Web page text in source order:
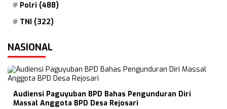
Polri (488)
TNI (322)
NASIONAL
Audiensi Paguyuban BPD Bahas Pengunduran Diri
Massal Anggota BPD Desa Rejosari